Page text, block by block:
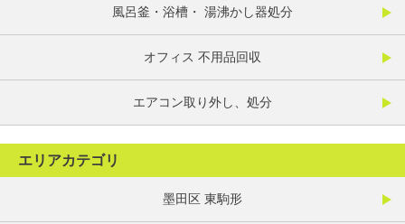
風呂釜・浴槽・ 湯沸かし器処分
オフィス 不用品回収
エアコン取り外し、処分
エリアカテゴリ
墨田区 東駒形